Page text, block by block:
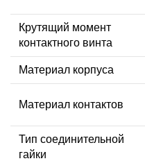
Крутящий момент
контактного винта
Материал корпуса
Материал контактов
Тип соединительной
гайки